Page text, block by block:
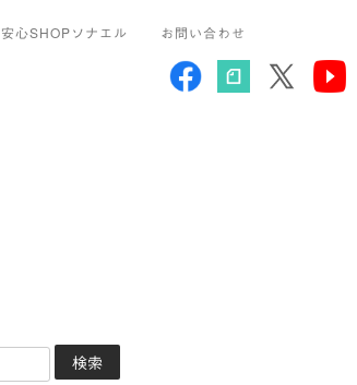
安心SHOPソナエル お問い合わせ